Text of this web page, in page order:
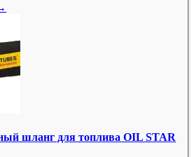
шланг для топлива OIL STAR